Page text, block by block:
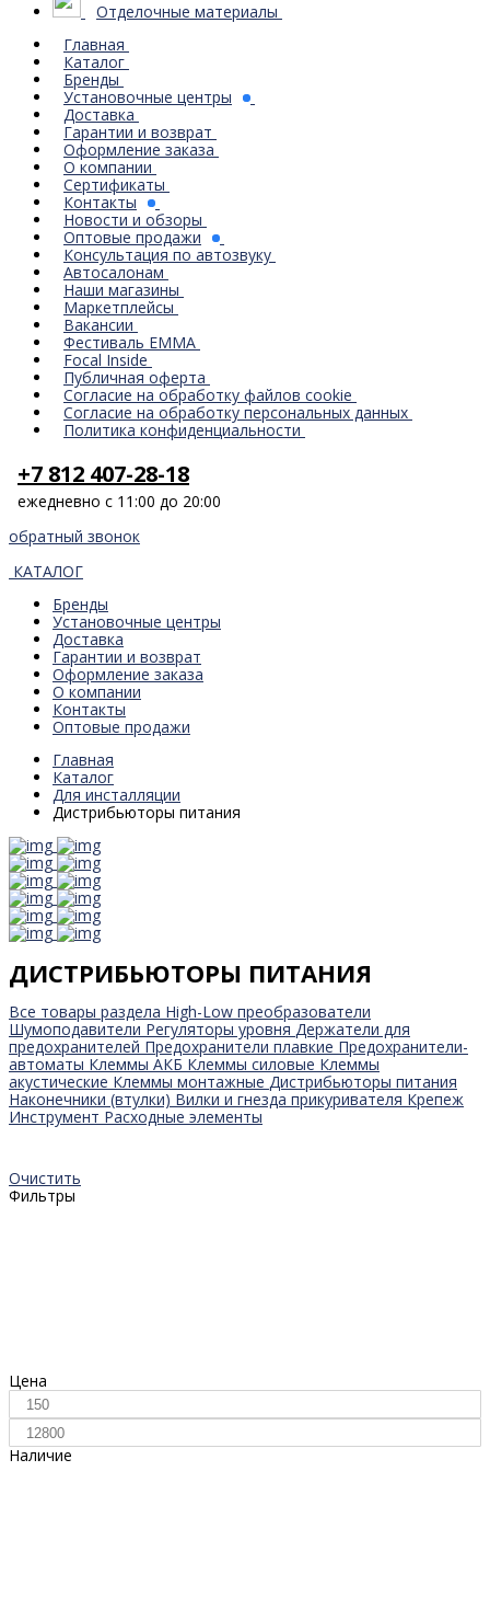
Отделочные материалы
Главная
Каталог
Бренды
Установочные центры
Доставка
Гарантии и возврат
Оформление заказа
О компании
Сертификаты
Контакты
Новости и обзоры
Оптовые продажи
Консультация по автозвуку
Автосалонам
Наши магазины
Маркетплейсы
Вакансии
Фестиваль EMMA
Focal Inside
Публичная оферта
Согласие на обработку файлов cookie
Согласие на обработку персональных данных
Политика конфиденциальности
+7 812 407-28-18
ежедневно с 11:00 до 20:00
обратный звонок
КАТАЛОГ
Бренды
Установочные центры
Доставка
Гарантии и возврат
Оформление заказа
О компании
Контакты
Оптовые продажи
Главная
Каталог
Для инсталляции
Дистрибьюторы питания
ДИСТРИБЬЮТОРЫ ПИТАНИЯ
Все товары раздела High-Low преобразователи
Шумоподавители Регуляторы уровня Держатели для
предохранителей Предохранители плавкие Предохранители-
автоматы Клеммы АКБ Клеммы силовые Клеммы
акустические Клеммы монтажные Дистрибьюторы питания
Наконечники (втулки) Вилки и гнезда прикуривателя Крепеж
Инструмент Расходные элементы
Очистить
Фильтры
Цена
Наличие